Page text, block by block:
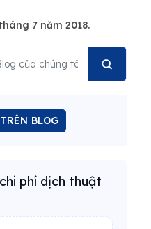
7 năm 2018.
BLOG
phí dịch thuật